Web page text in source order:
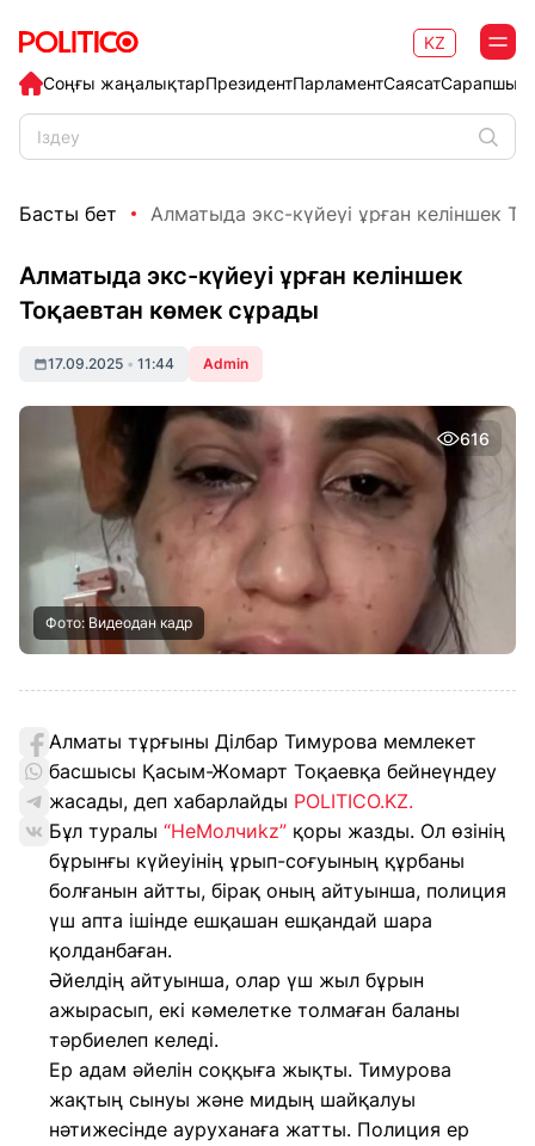
Соңғы жаңалықтарПрезидентПарламентСаясат
KZ
Басты бет Алматыда экс-күйеуі ұрған келіншек
Алматыда экс-күйеуі ұрған келіншек
Тоқаевтан көмек сұрады
17.09.2025 • 11:44 Admin
616
Фото: Видеодан кадр
Алматы тұрғыны Ділбар Тимурова мемлекет
басшысы Қасым-Жомарт Тоқаевқа бейнеүндеу
жасады, деп хабарлайды POLITICO.KZ.
Бұл туралы “НеМолчиkz” қоры жазды. Ол өзінің
бұрынғы күйеуінің ұрып-соғуының құрбаны
болғанын айтты, бірақ оның айтуынша, полиция
үш апта ішінде ешқашан ешқандай шара
қолданбаған.
Әйелдің айтуынша, олар үш жыл бұрын
ажырасып, екі кәмелетке толмаған баланы
тәрбиелеп келеді.
Ер адам әйелін соққыға жықты. Тимурова
жақтың сынуы және мидың шайқалуы
нәтижесінде ауруханаға жатты. Полиция ер